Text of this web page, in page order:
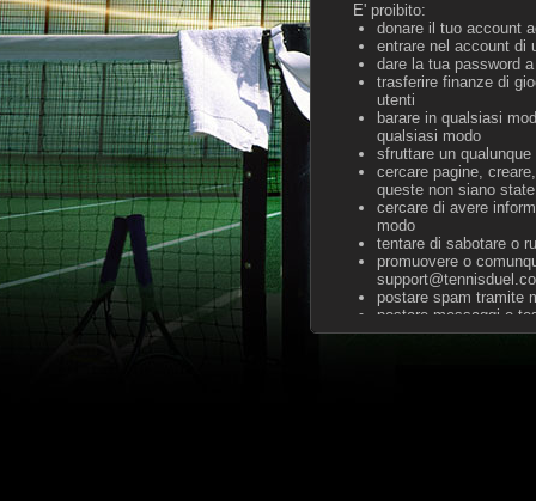
E' proibito:
donare il tuo account
entrare nel account di
dare la tua password
trasferire finanze di
utenti
barare in qualsiasi
qualsiasi modo
sfruttare un
cercare pagine,
queste non siano
cercare di avere
modo
tentare di sabotare o
promuovere o
postare spam tramite
postare messaggi o
insultare, minacciare